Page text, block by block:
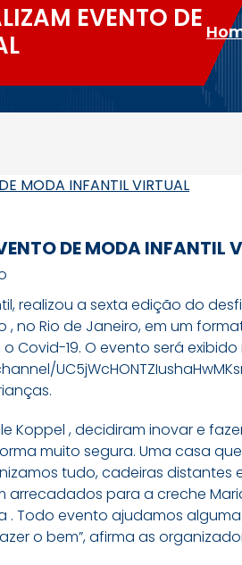
EVENTO DE
DE MODA INFANTIL
realizou a sexta edição do
no Rio de Janeiro, em um
Covid-19. O evento será
Koppel , decidiram inovar e
muito segura. Uma casa
tudo, cadeiras
arrecadados para a creche
. Todo evento ajudamos
o bem”, afirma as